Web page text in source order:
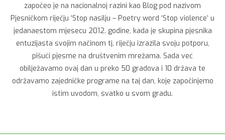
započeo je na nacionalnoj razini kao Blog pod nazivom
Pjesničkom riječju ‘Stop nasilju – Poetry word ‘Stop violence’ u
jedanaestom mjesecu 2012. godine, kada je skupina pjesnika
entuzijasta svojim načinom tj. riječju izrazila svoju potporu,
pišući pjesme na društvenim mrežama. Sada već
obilježavamo ovaj dan u preko 50 gradova i 10 država te
održavamo zajedničke programe na taj dan, koje započinjemo
istim uvodom, svatko u svom gradu.